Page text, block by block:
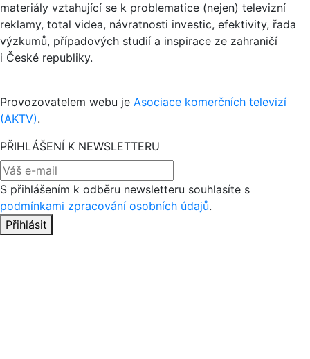
materiály vztahující se k problematice (nejen) televizní
reklamy, total videa, návratnosti investic, efektivity, řada
výzkumů, případových studií a inspirace ze zahraničí
i České republiky.
Provozovatelem webu je Asociace komerčních televizí
(AKTV).
PŘIHLÁŠENÍ K NEWSLETTERU
S přihlášením k odběru newsletteru souhlasíte s
podmínkami zpracování osobních údajů.
Přihlásit